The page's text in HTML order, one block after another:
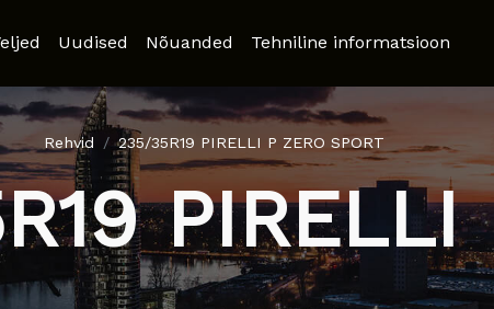
Uudised Nõuanded Tehniline informatsioon
Rehvid 235/35R19 PIRELLI P ZERO SPORT
PIRELLI